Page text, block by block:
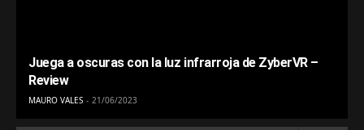
Juega a oscuras con la luz infrarroja de ZyberVR –
Review
MAURO VALES 21/06/2023